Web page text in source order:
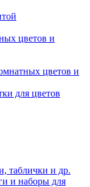
цветов и
цветов и
для цветов
таблички и др.
и наборы для